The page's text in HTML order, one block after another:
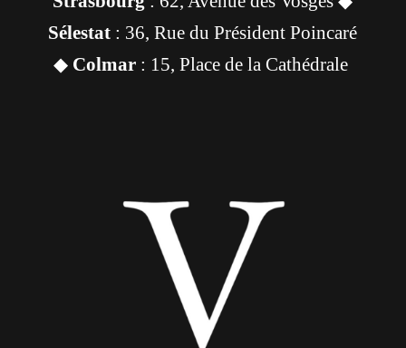
Sélestat : 36, Rue du Président Poincaré
◆ Colmar: 15, Place de la Cathédrale